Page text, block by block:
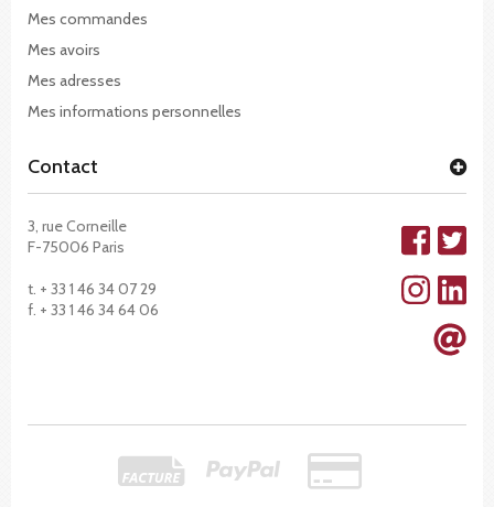
Mes commandes
Mes avoirs
Mes adresses
Mes informations personnelles
Contact
3, rue Corneille
F-75006 Paris
t. + 33 1 46 34 07 29
f. + 33 1 46 34 64 06